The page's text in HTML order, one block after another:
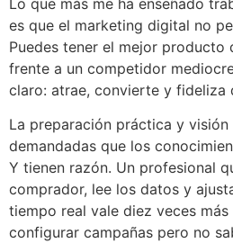
es que el marketing digital no
Puedes tener el mejor producto
frente a un competidor
claro: atrae, convierte y fideliza
La preparación práctica y
demandadas que los
Y tienen razón. Un profesional
comprador, lee los datos y
tiempo real vale diez veces
configurar campañas pero no